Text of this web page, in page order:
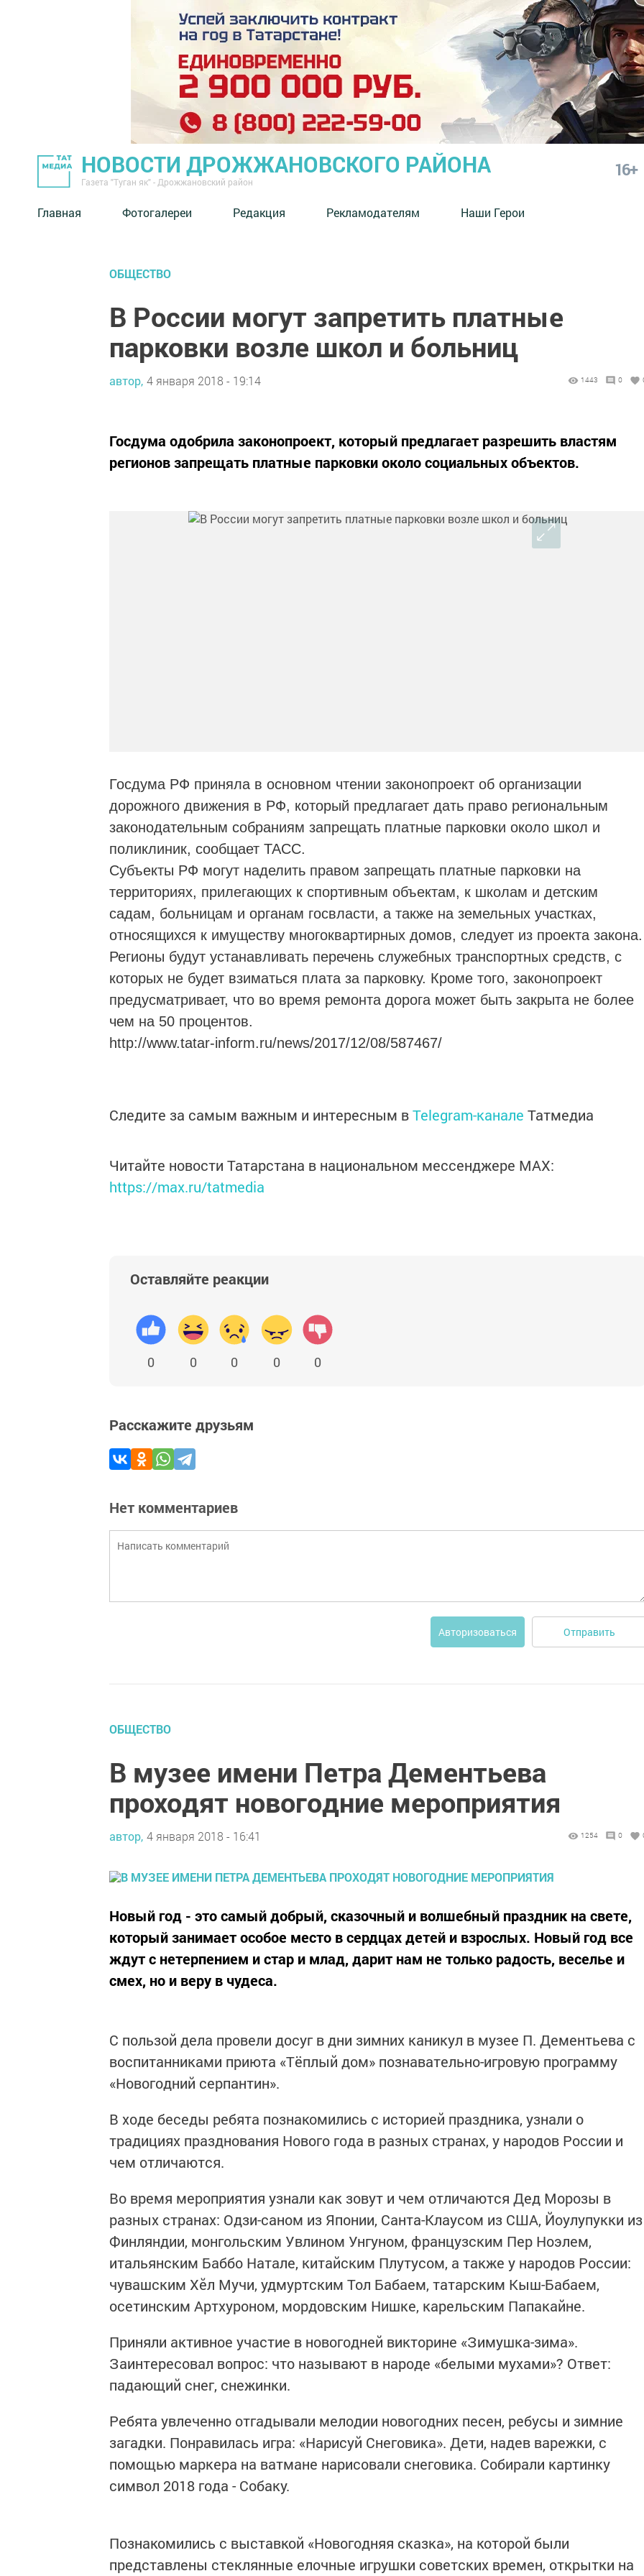
НОВОСТИ ДРОЖЖАНОВСКОГО РАЙОНА
Газета "Туган як" - Дрожжановский район
16+
Главная Фотогалереи Редакция Рекламодателям Наши Герои
ОБЩЕСТВО
В России могут запретить платные
парковки возле школ и больниц
автор, 4 января 2018 - 19:14 1443 0
Госдума одобрила законопроект, который предлагает разрешить властям
регионов запрещать платные парковки около социальных объектов.
Госдума РФ приняла в основном чтении законопроект об организации
дорожного движения в РФ, который предлагает дать право региональным
законодательным собраниям запрещать платные парковки около школ и
поликлиник, сообщает ТАСС.
Субъекты РФ могут наделить правом запрещать платные парковки на
территориях, прилегающих к спортивным объектам, к школам и детским
садам, больницам и органам госвласти, а также на земельных участках,
относящихся к имуществу многоквартирных домов, следует из проекта закона.
Регионы будут устанавливать перечень служебных транспортных средств, с
которых не будет взиматься плата за парковку. Кроме того, законопроект
предусматривает, что во время ремонта дорога может быть закрыта не более
чем на 50 процентов.
http://www.tatar-inform.ru/news/2017/12/08/587467/
Следите за самым важным и интересным вTelegram-канале Татмедиа
Читайте новости Татарстана в национальном мессенджере MАХ:
https://max.ru/tatmedia
Оставляйте реакции
0 0 0 0 0
Расскажите друзьям
Нет комментариев
Авторизоваться Отправить
ОБЩЕСТВО
В музее имени Петра Дементьева
проходят новогодние мероприятия
автор, 4 января 2018 - 16:41 1254 0
Новый год - это самый добрый, сказочный и волшебный праздник на свете,
который занимает особое место в сердцах детей и взрослых. Новый год все
ждут с нетерпением и стар и млад, дарит нам не только радость, веселье и
смех, но и веру в чудеса.
С пользой дела провели досуг в дни зимних каникул в музее П. Дементьева с
воспитанниками приюта «Тëплый дом» познавательно-игровую программу
«Новогодний серпантин».
В ходе беседы ребята познакомились с историей праздника, узнали о
традициях празднования Нового года в разных странах, у народов России и
чем отличаются.
Во время мероприятия узнали как зовут и чем отличаются Дед Морозы в
разных странах: Одзи-саном из Японии, Санта-Клаусом из США, Йоулупукки из
Финляндии, монгольским Увлином Унгуном, французским Пер Ноэлем,
итальянским Баббо Натале, китайским Плутусом, а также у народов России:
чувашским Хĕл Мучи, удмуртским Тол Бабаем, татарcким Кыш-Бабаем,
осетинским Артхуроном, мордовским Нишке, карельским Папакайне.
Приняли активное участие в новогодней викторине «Зимушка-зима».
Заинтересовал вопрос: что называют в народе «белыми мухами»? Ответ:
падающий снег, снежинки.
Ребята увлеченно отгадывали мелодии новогодних песен, ребусы и зимние
загадки. Понравилась игра: «Нарисуй Снеговика». Дети, надев варежки, с
помощью маркера на ватмане нарисовали снеговика. Собирали картинку
символ 2018 года - Собаку.
Познакомились с выставкой «Новогодняя сказка», на которой были
представлены стеклянные елочные игрушки советских времен, открытки на